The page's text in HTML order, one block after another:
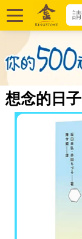
想念的日